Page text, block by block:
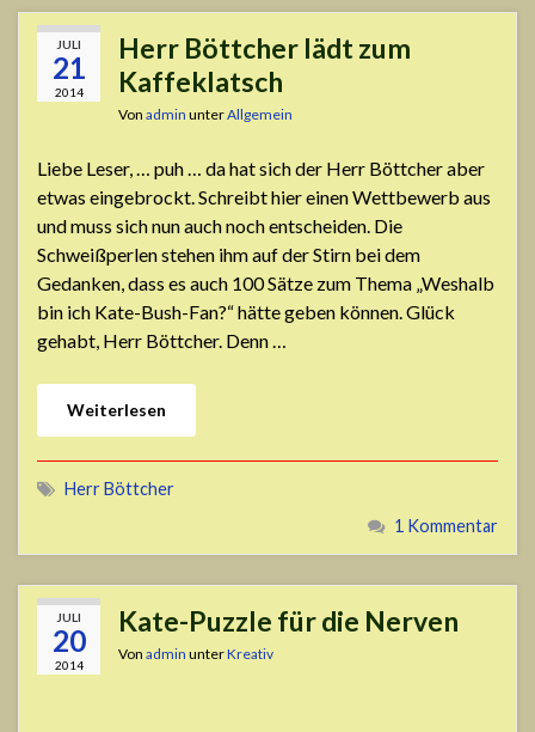
JULI
21
2014
Herr Böttcher lädt zum
Kaffeklatsch
Von admin unterAllgemein
Liebe Leser, … puh … da hat sich der Herr Böttcher aber
etwas eingebrockt. Schreibt hier einen Wettbewerb aus
und muss sich nun auch noch entscheiden. Die
Schweißperlen stehen ihm auf der Stirn bei dem
Gedanken, dass es auch 100 Sätze zum Thema „Weshalb
bin ich Kate-Bush-Fan?“ hätte geben können. Glück
gehabt, Herr Böttcher. Denn …
Weiterlesen
Herr Böttcher
1 Kommentar
JULI
20
2014
Kate-Puzzle für die Nerven
Von admin unterKreativ